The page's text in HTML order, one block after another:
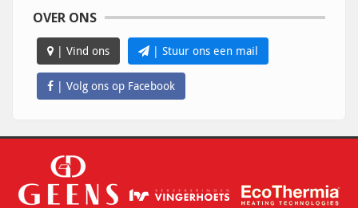
OVER ONS
| Vind ons | Stuur ons een mail
| Volg ons op Facebook